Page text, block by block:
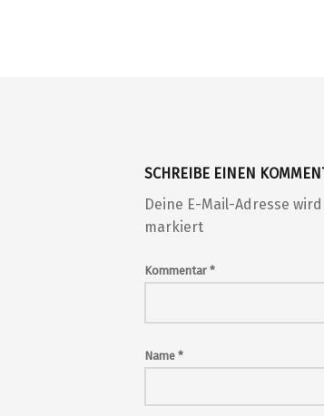
SCHREIBE EINEN
Deine E-Mail-Adresse
markiert
Kommentar *
Name *